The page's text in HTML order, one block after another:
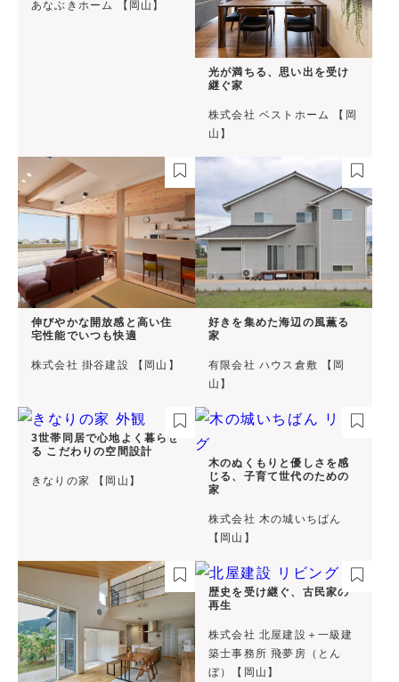
あなぶきホーム 【岡山】
光が満ちる、思い出を受け
継ぐ家
株式会社 ベストホーム 【岡
山】
伸びやかな開放感と高い住
宅性能でいつも快適
株式会社 掛谷建設 【岡山】
好きを集めた海辺の風薫る
家
有限会社 ハウス倉敷 【岡
山】
3世帯同居で心地よく暮らせ
る こだわりの空間設計
きなりの家 【岡山】
木のぬくもりと優しさを感
じる、子育て世代のための
家
株式会社 木の城いちばん
【岡山】
歴史を受け継ぐ、古民家の
再生
株式会社 北屋建設＋一級建
築士事務所 飛夢房（とん
ぼ）【岡山】